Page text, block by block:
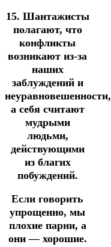
15. Шантажисты
полагают, что
конфликты
возникают из-за
наших
заблуждений и
неуравновешенности,
а себя считают
мудрыми
людьми,
действующими
из благих
побуждений.
Если говорить
упрощенно, мы
плохие парни, а
они — хорошие.